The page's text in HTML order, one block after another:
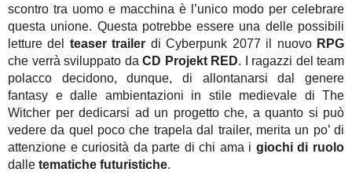
scontro tra uomo e macchina è l’unico modo per celebrare
questa unione. Questa potrebbe essere una delle possibili
letture del teaser trailer di Cyberpunk 2077 il nuovo RPG
che verrà sviluppato da CD Projekt RED. I ragazzi del team
polacco decidono, dunque, di allontanarsi dal genere
fantasy e dalle ambientazioni in stile medievale di The
Witcher per dedicarsi ad un progetto che, a quanto si può
vedere da quel poco che trapela dal trailer, merita un po’ di
attenzione e curiosità da parte di chi ama i giochi di ruolo
dalle tematiche futuristiche.